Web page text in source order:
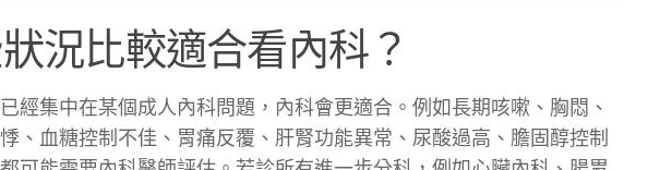
況比較適合看內科？
經集中在某個成人內科問題，內科會更適合。例如長期咳嗽、胸悶、
、血糖控制不佳、胃痛反覆、肝腎功能異常、尿酸過高、膽固醇控制